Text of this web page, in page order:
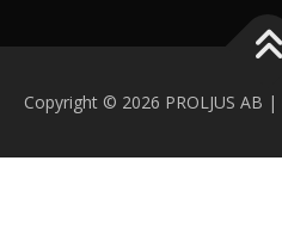
Copyright © 2026 PROLJUS AB